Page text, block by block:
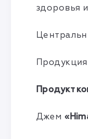
здоровья
Продукт
Джем